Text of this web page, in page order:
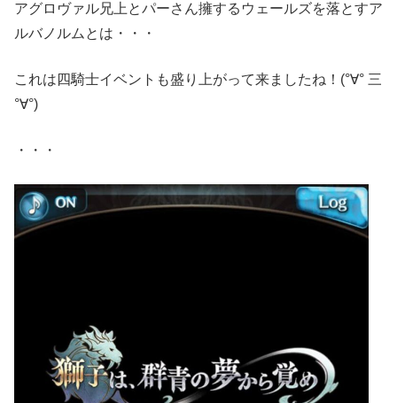
アグロヴァル兄上とパーさん擁するウェールズを落とすア
ルバノルムとは・・・
これは四騎士イベントも盛り上がって来ましたね！(°∀° 三
°∀°)
・・・